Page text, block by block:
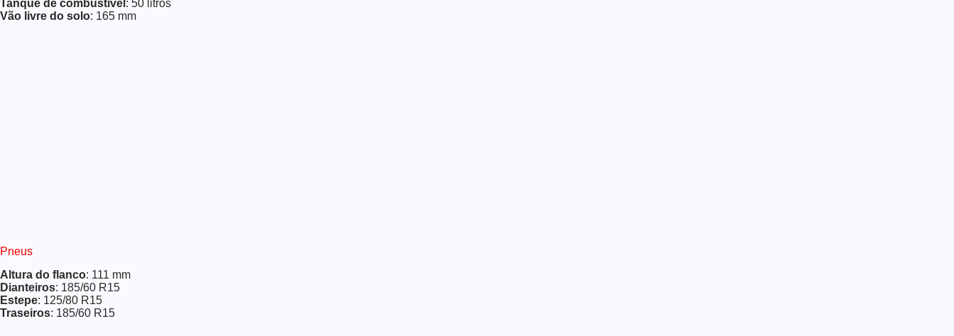
Tanque de combustível : 50 litros
Vão livre do solo: 165 mm
Pneus
Altura do flanco: 111 mm
Dianteiros: 185/60 R15
Estepe: 125/80 R15
Traseiros: 185/60 R15